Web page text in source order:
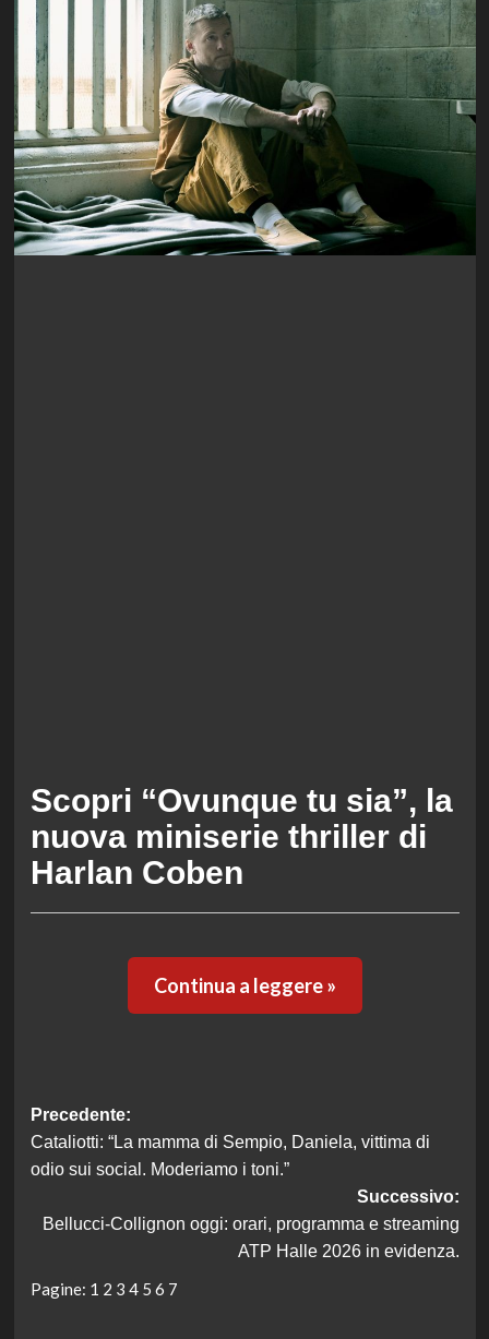
Scopri “Ovunque tu sia”, la
nuova miniserie thriller di
Harlan Coben
Continua a leggere »
Navigazione
articolo
Precedente:
Cataliotti: “La mamma di Sempio, Daniela, vittima di
odio sui social. Moderiamo i toni.”
Successivo:
Bellucci-Collignon oggi: orari, programma e streaming
ATP Halle 2026 in evidenza.
Pagine: 1 2 3 4 5 6 7